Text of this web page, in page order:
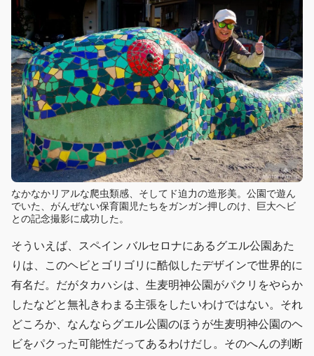
なかなかリアルな爬虫類感、そしてド迫力の造形美。公園で遊ん
でいた、がんぜない保育園児たちをガンガン押しのけ、巨大ヘビ
との記念撮影に成功した。
そういえば、スペイン バルセロナにあるグエル公園あた
りは、このヘビとゴリゴリに酷似したデザインで世界的に
有名だ。だがタカハシは、生麦明神公園がパクリをやらか
したなどと無礼きわまる主張をしたいわけではない。それ
どころか、なんならグエル公園のほうが生麦明神公園のヘ
ビをパクった可能性だってあるわけだし。そのへんの判断